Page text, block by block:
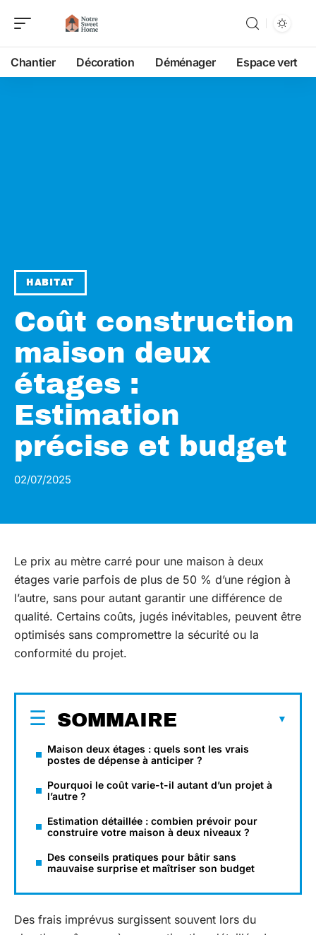
Chantier Décoration Déménager Espace vert
HABITAT
Coût construction
maison deux
étages :
Estimation
précise et budget
02/07/2025
Le prix au mètre carré pour une maison à deux
étages varie parfois de plus de 50 % d’une région à
l’autre, sans pour autant garantir une différence de
qualité. Certains coûts, jugés inévitables, peuvent être
optimisés sans compromettre la sécurité ou la
conformité du projet.
SOMMAIRE
Maison deux étages : quels sont les vrais
postes de dépense à anticiper ?
Pourquoi le coût varie-t-il autant d’un projet à
l’autre ?
Estimation détaillée : combien prévoir pour
construire votre maison à deux niveaux ?
Des conseils pratiques pour bâtir sans
mauvaise surprise et maîtriser son budget
Des frais imprévus surgissent souvent lors du